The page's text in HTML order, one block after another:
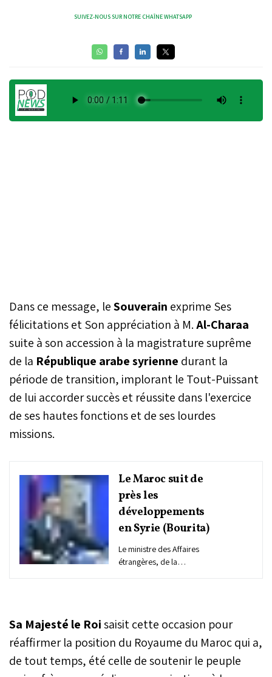
SUIVEZ-NOUS SUR NOTRE CHAÎNE WHATSAPP
Dans ce message, leSouverain exprime Ses
félicitations et Son appréciation à M.Al-Charaa
suite à son accession à la magistrature suprême
de la République arabe syrienne durant la
période de transition, implorant le Tout-Puissant
de lui accorder succès et réussite dans l'exercice
de ses hautes fonctions et de ses lourdes
missions.
Le Maroc suit de
près les
développements
en Syrie (Bourita)
Le ministre des Affaires
étrangères, de la
que "le Royaume du
Maroc suit de près les
développements
accélérés et importants en
Sa Majesté le Roisaisit cette occasion pour
réaffirmer la position du Royaume du Maroc qui a,
de tout temps, été celle de soutenir le peuple